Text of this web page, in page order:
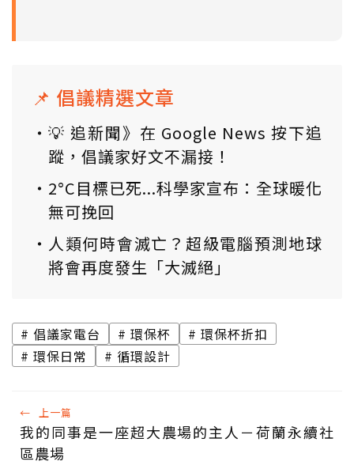
📌 倡議精選文章
💡 追新聞》在 Google News 按下追
蹤，倡議家好文不漏接！
2°C目標已死...科學家宣布：全球暖化
無可挽回
人類何時會滅亡？超級電腦預測地球
將會再度發生「大滅絕」
倡議家電台 環保杯
環保杯折扣
環保日常
循環設計
← 上一篇
我的同事是一座超大農場的主人－荷蘭永續社
區農場